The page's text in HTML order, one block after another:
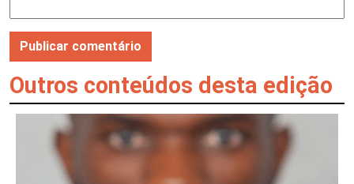
Outros conteúdos desta edição